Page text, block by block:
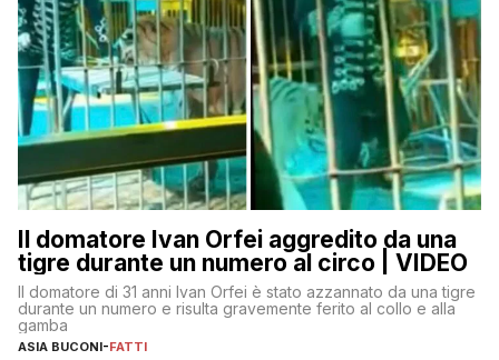
Il domatore Ivan Orfei aggredito da una
tigre durante un numero al circo | VIDEO
Il domatore di 31 anni Ivan Orfei è stato azzannato da una tigre
durante un numero e risulta gravemente ferito al collo e alla
gamba
ASIA BUCONI-FATTI